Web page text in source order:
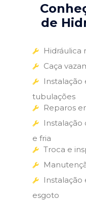
de
Hidráulica
Caça
tubulações
Reparos
Instalação
e fria
Troca e
Instalação
esgoto